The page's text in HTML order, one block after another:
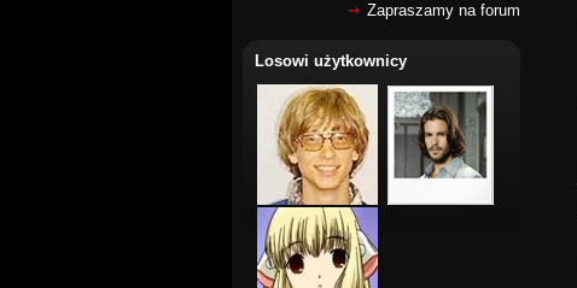
Zapraszamy na forum
Losowi użytkownicy